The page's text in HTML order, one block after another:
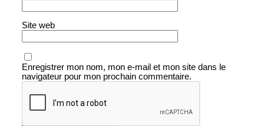
Site web
Enregistrer mon nom, mon e-mail et mon site dans le
navigateur pour mon prochain commentaire.